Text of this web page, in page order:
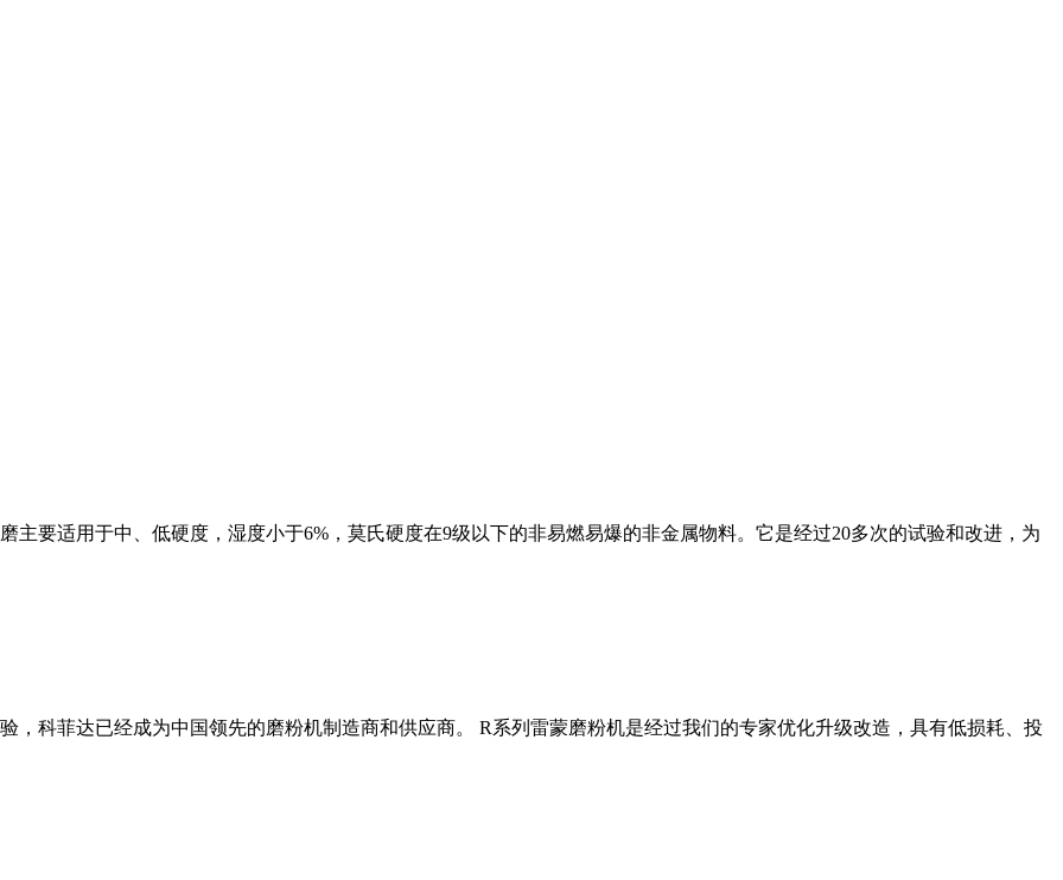
主要适用于中、低硬度，湿度小于6%，莫氏硬度在9级以下的非易燃易爆的非金属物料。它是经过20多次的试验和改进，为
，科菲达已经成为中国领先的磨粉机制造商和供应商。 R系列雷蒙磨粉机是经过我们的专家优化升级改造，具有低损耗、投